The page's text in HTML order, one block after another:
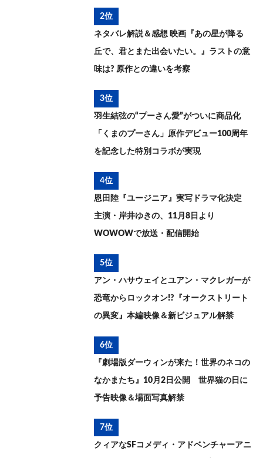
2位
ネタバレ解説＆感想 映画『あの星が降る
丘で、君とまた出会いたい。』ラストの意
味は? 原作との違いを考察
3位
羽生結弦の“プーさん愛”がついに商品化
「くまのプーさん」原作デビュー100周年
を記念した特別コラボが実現
4位
恩田陸『ユージニア』実写ドラマ化決定
主演・岸井ゆきの、11月8日より
WOWOWで放送・配信開始
5位
アン・ハサウェイとユアン・マクレガーが
恐竜からロックオン!?『オークストリート
の異変』本編映像＆新ビジュアル解禁
6位
『劇場版ダーウィンが来た！世界のネコの
なかまたち』10月2日公開 世界猫の日に
予告映像＆場面写真解禁
7位
クィアなSFコメディ・アドベンチャーアニ